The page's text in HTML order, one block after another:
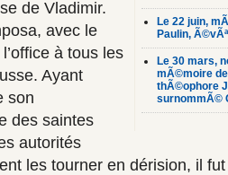
Le 22 juin,
Paulin,
Le 30 mars,
mÃ©moire
thÃ©ophore
surnommÃ©
de Vladimir.
avec le
à tous les
Ayant
son
des saintes
autorités
les tourner en dérision, il